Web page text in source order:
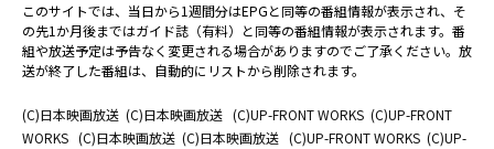
このサイトでは、当日から1週間分はEPGと同等の番組情報が表示され、そ
の先1か月後まではガイド誌（有料）と同等の番組情報が表示されます。番
組や放送予定は予告なく変更される場合がありますのでご了承ください。放
送が終了した番組は、自動的にリストから削除されます。
(C)日本映画放送 (C)日本映画放送 (C)UP-FRONT WORKS (C)UP-FRONT
WORKS (C)日本映画放送 (C)日本映画放送 (C)UP-FRONT WORKS (C)UP-